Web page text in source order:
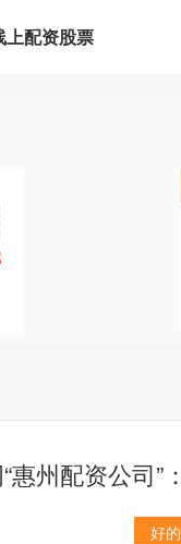
上配资股票
州配资公司”：
好的